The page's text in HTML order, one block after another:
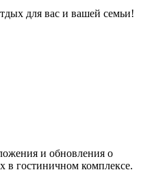
для вас и вашей семьи!
и обновления о
в гостиничном комплексе.